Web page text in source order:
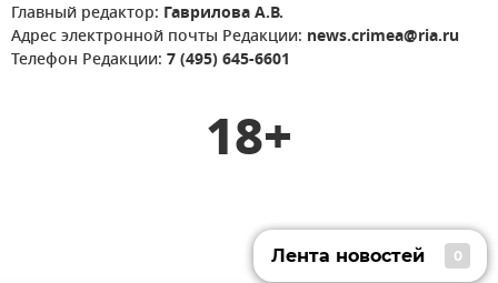
Главный редактор: Гаврилова А.В.
Адрес электронной почты Редакции: news.crimea@ria.ru
Телефон Редакции: 7 (495) 645-6601
18+
Лента новостей 0